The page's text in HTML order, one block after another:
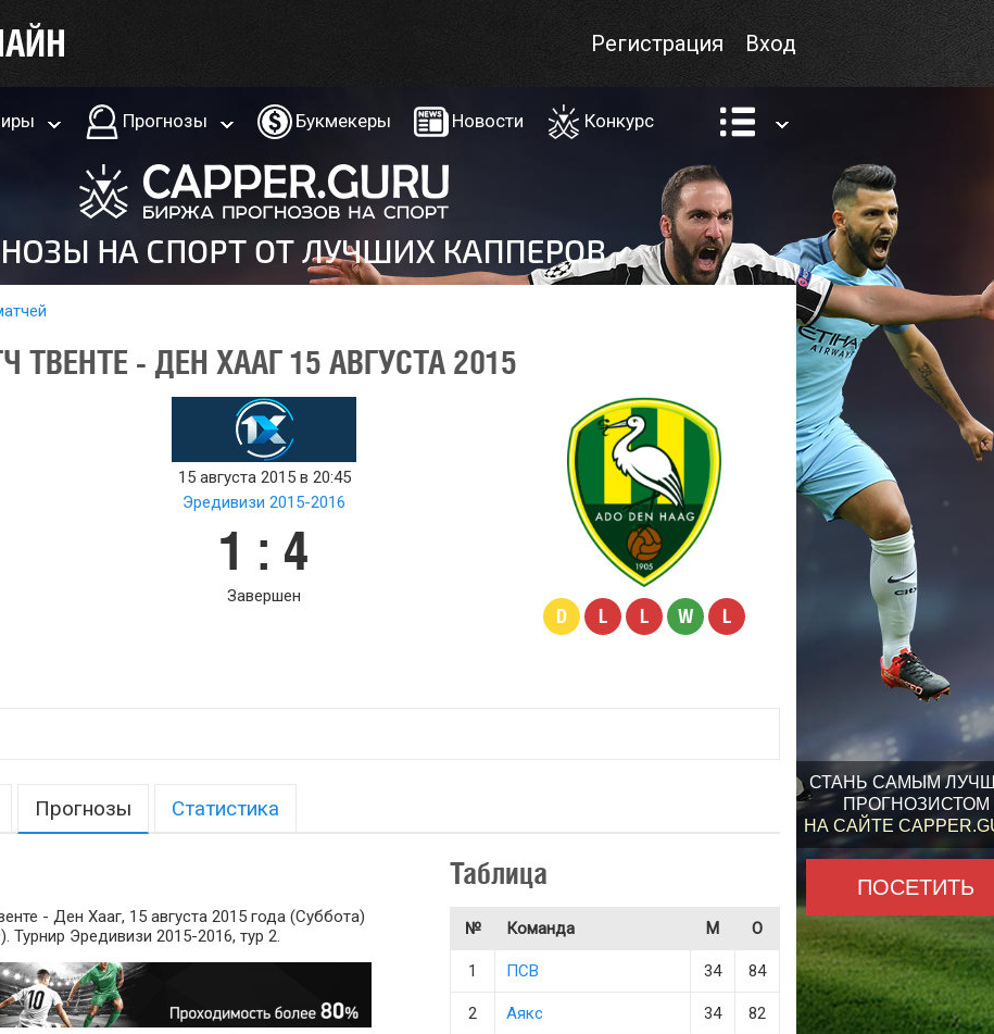
СТАНЬ САМЫМ
ПРОГНОЗИСТОМ
НА САЙТЕ
ПОСЕТИТЬ
Вход
Регистрация
Прогнозы Букмекеры Новости Конкурс
- ДЕН ХААГ 15 АВГУСТА 2015
15 августа 2015 в 20:45
Эредивизи 2015-2016
1 : 4
Завершен
D L L W L
Прогнозы Статистика
- Ден Хааг, 15 августа 2015 года (Суббота)
Турнир Эредивизи 2015-2016, тур 2.
Таблица
№ Команда М О
1 ПСВ 34 84
2 Аякс 34 82